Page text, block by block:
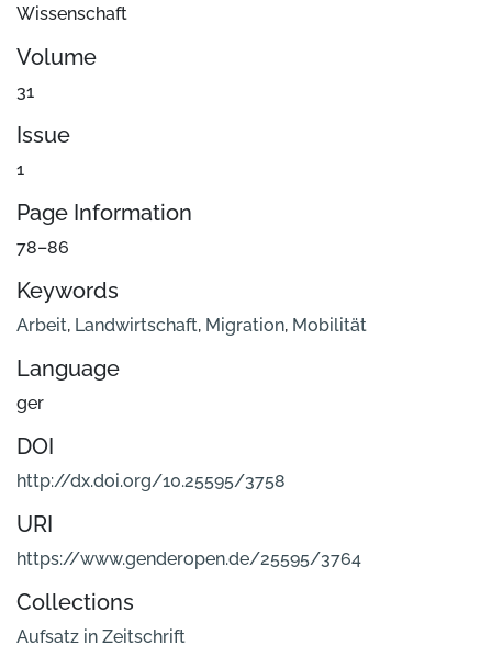
Wissenschaft
Volume
31
Issue
1
Page Information
78–86
Keywords
Arbeit, Landwirtschaft, Migration, Mobilität
Language
ger
DOI
http://dx.doi.org/10.25595/3758
URI
https://www.genderopen.de/25595/3764
Collections
Aufsatz in Zeitschrift